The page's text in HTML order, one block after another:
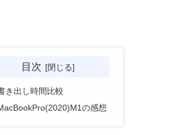
目次
き出し時間比較
の感想